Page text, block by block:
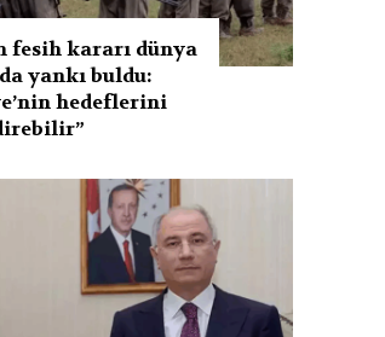
fesih kararı dünya
yankı buldu:
hedeflerini